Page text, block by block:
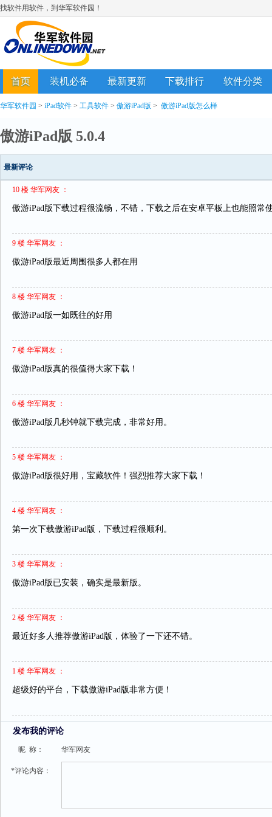
找软件用软件，到华军软件园！
首页 装机必备 最新更新 下载排行 软件分类
华军软件园 > iPad软件 > 工具软件 > 傲游iPad版 > 傲游iPad版怎么样
傲游iPad版 5.0.4
最新评论
10 楼 华军网友 ：
傲游iPad版下载过程很流畅，不错，下载之后在安卓平板上也能照常
9 楼 华军网友 ：
傲游iPad版最近周围很多人都在用
8 楼 华军网友 ：
傲游iPad版一如既往的好用
7 楼 华军网友 ：
傲游iPad版真的很值得大家下载！
6 楼 华军网友 ：
傲游iPad版几秒钟就下载完成，非常好用。
5 楼 华军网友 ：
傲游iPad版很好用，宝藏软件！强烈推荐大家下载！
4 楼 华军网友 ：
第一次下载傲游iPad版，下载过程很顺利。
3 楼 华军网友 ：
傲游iPad版已安装，确实是最新版。
2 楼 华军网友 ：
最近好多人推荐傲游iPad版，体验了一下还不错。
1 楼 华军网友 ：
超级好的平台，下载傲游iPad版非常方便！
发布我的评论
昵 称： 华军网友
*评论内容：